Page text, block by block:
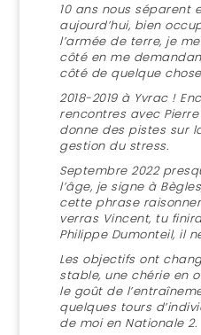
10 ans nous séparent
aujourd’hui, bien
l’armée de terre, je
côté en me
côté de quelque
2018-2019 à Yvrac !
rencontres avec
donne des pistes sur
gestion du stress.
Septembre 2022
l’âge, je signe à
cette phrase
verras Vincent, tu
Philippe Dumonteil, il
Les objectifs ont
stable, une chérie en
le goût de
quelques tours
de moi en Nationale 2.